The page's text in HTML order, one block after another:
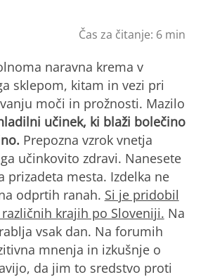
Čas za čitanje: 6 min
naravna krema v
sklepom, kitam in vezi pri
moči in prožnosti. Mazilo
učinek, ki blaži bolečino
Prepozna vzrok vnetja
učinkovito zdravi. Nanesete
prizadeta mesta. Izdelka ne
odprtih ranah. Si je pridobil
krajih po Sloveniji. Na
vsak dan. Na forumih
mnenja in izkušnje o
da jim to sredstvo proti